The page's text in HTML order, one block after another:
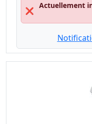
❌
Actuellement